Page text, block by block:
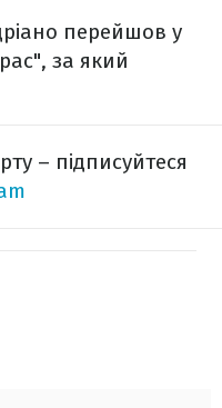
перейшов у
за який
– підписуйтеся